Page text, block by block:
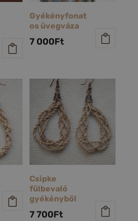
Gyékényfonat
os üvegváza
7 000Ft
Csipke
fülbevaló
gyékényből
7 700Ft